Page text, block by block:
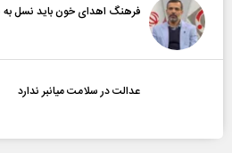
فرهنگ اهدای خون باید نسل
عدالت در سلامت میانبر ندارد